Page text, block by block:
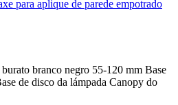
branco negro 55-120 mm Base
de disco da lámpada Canopy do